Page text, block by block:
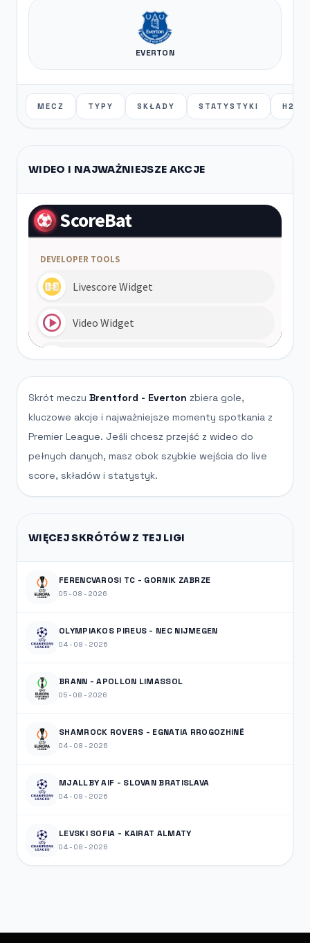
EVERTON
MECZ TYPY SKŁADY STATYSTYKI H2H
WIDEO I NAJWAŻNIEJSZE AKCJE
Skrót meczu Brentford - Everton zbiera gole,
kluczowe akcje i najważniejsze momenty spotkania z
Premier League. Jeśli chcesz przejść z wideo do
pełnych danych, masz obok szybkie wejścia do live
score, składów i statystyk.
WIĘCEJ SKRÓTÓW Z TEJ LIGI
FERENCVAROSI TC - GORNIK ZABRZE
05-08-2026
OLYMPIAKOS PIREUS - NEC NIJMEGEN
04-08-2026
BRANN - APOLLON LIMASSOL
05-08-2026
SHAMROCK ROVERS - EGNATIA RROGOZHINË
04-08-2026
MJALLBY AIF - SLOVAN BRATISLAVA
04-08-2026
LEVSKI SOFIA - KAIRAT ALMATY
04-08-2026